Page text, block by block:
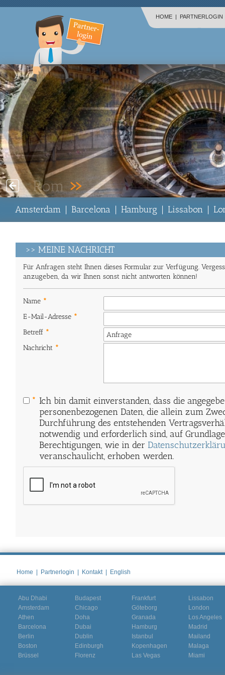
HOME | PARTNERLOGIN
Amsterdam | Barcelona | Hamburg | Lissabon |
>> MEINE NACHRICHT
Für Anfragen steht Ihnen dieses Formular zur Verfügung.
anzugeben, da wir Ihnen sonst nicht antworten können!
Name *
E-Mail-Adresse *
Betreff *
Nachricht *
Ich bin damit einverstanden, dass die
personenbezogenen Daten, die allein zum
Durchführung des entstehenden
notwendig und erforderlich sind, auf
Berechtigungen, wie in der
veranschaulicht, erhoben werden.
Home Partnerlogin Kontakt English
Abu Dhabi
Amsterdam
Athen
Barcelona
Berlin
Boston
Brüssel
Budapest
Chicago
Doha
Dubai
Dublin
Edinburgh
Florenz
Frankfurt
Göteborg
Granada
Hamburg
Istanbul
Kopenhagen
Las Vegas
Lissabon
London
Los Angeles
Madrid
Mailand
Malaga
Miami